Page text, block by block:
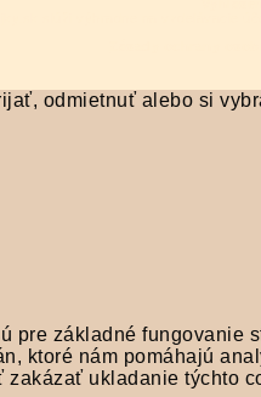
odmietnuť alebo si
pre základné fungovanie
ktoré nám pomáhajú
ukladanie týchto